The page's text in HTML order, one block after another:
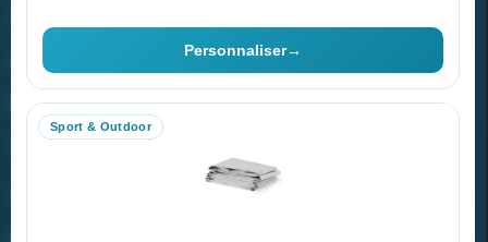
Personnaliser→
Sport & Outdoor
40 rue Madeleine Michelis
92 200 Neuilly